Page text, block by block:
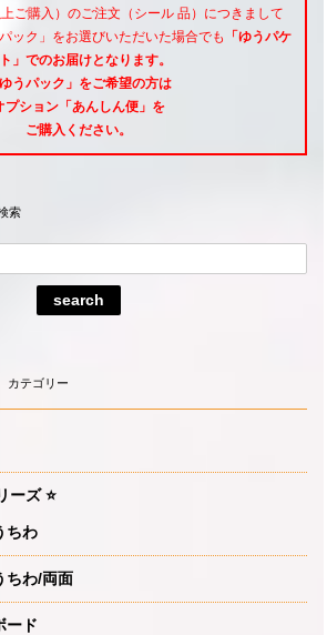
ご購入）のご注文（シール 品）につきまして
ック」をお選びいただいた場合でも
「ゆうパケ
」でのお届けとなります。
ゆうパック」をご希望の方は
プション「あんしん便」 を
ご購入ください。
索
search
カテゴリー
ーズ ⭐️
ちわ
ちわ/両面
ード